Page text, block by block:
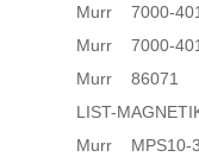
Murr 7000-
Murr 7000-
Murr 86071
LIST-
Murr MPS10-